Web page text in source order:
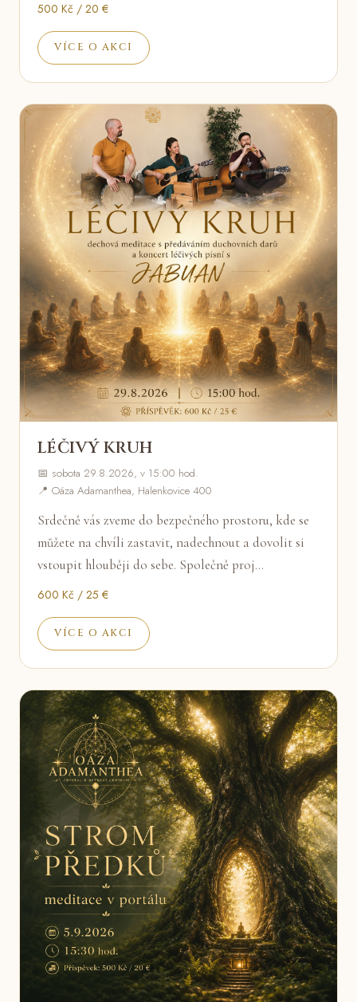
500 Kč / 20 €
VÍCE O AKCI
LÉČIVÝ KRUH
📅 sobota 29.8.2026, v 15:00 hod.
📍 Oáza Adamanthea, Halenkovice 400
Srdečně vás zveme do bezpečného prostoru, kde se
můžete na chvíli zastavit, nadechnout a dovolit si
vstoupit hlouběji do sebe. Společně proj…
600 Kč / 25 €
VÍCE O AKCI